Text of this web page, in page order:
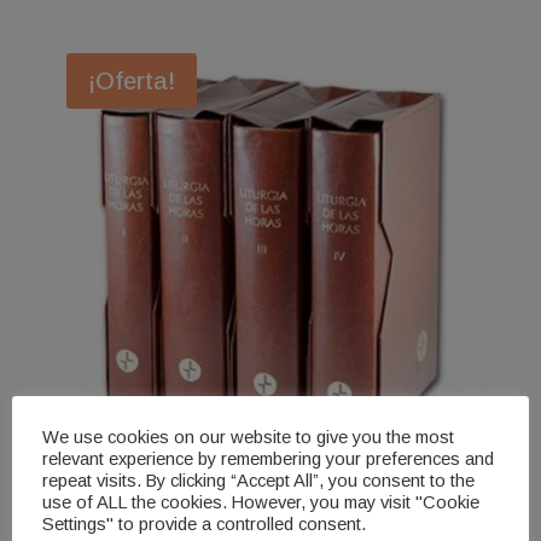
¡Oferta!
Liturgia de las Horas-Salterios
We use cookies on our website to give you the most
relevant experience by remembering your preferences and
repeat visits. By clicking “Accept All”, you consent to the
use of ALL the cookies. However, you may visit "Cookie
Settings" to provide a controlled consent.